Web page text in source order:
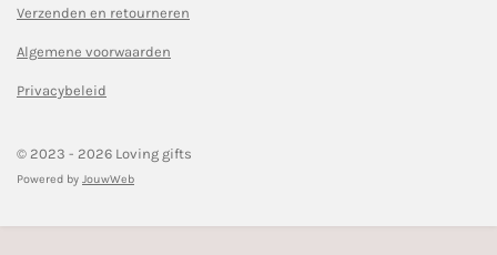
Verzenden en retourneren
Algemene voorwaarden
Privacybeleid
© 2023 - 2026 Loving gifts
Powered by JouwWeb